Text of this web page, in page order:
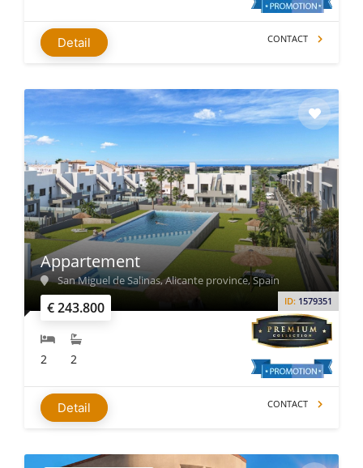
Detail CONTACT
€ 243.800 ID: 1579351
Appartement
San Miguel de Salinas, Alicante province, Spain
2 2
Detail CONTACT